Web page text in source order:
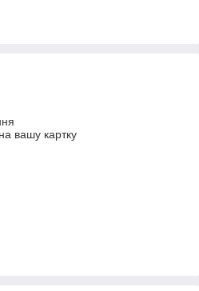
вашу картку